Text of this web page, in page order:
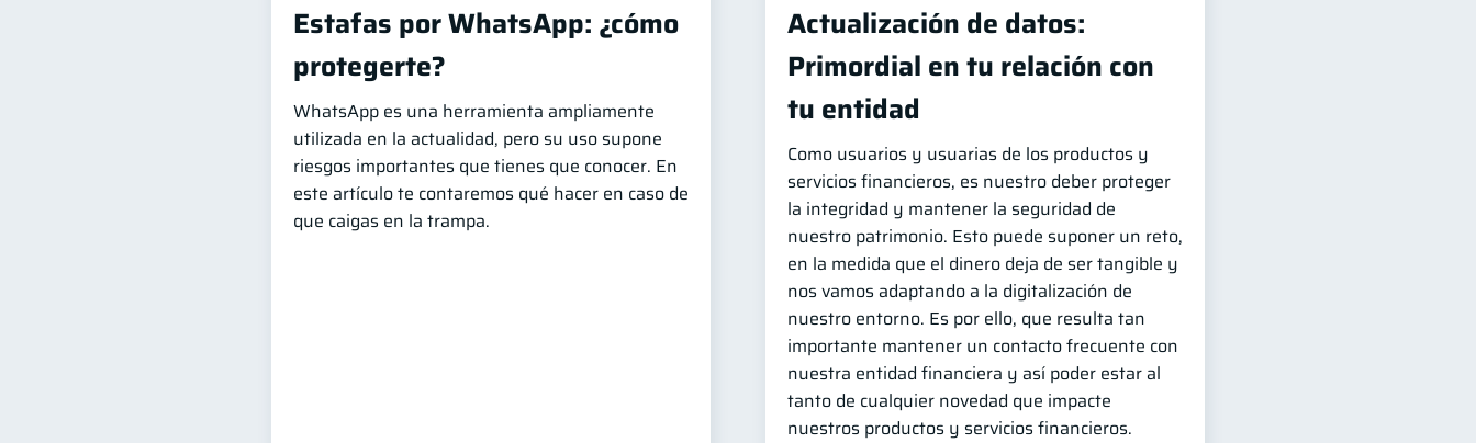
Estafas por WhatsApp: ¿cómo
protegerte?
WhatsApp es una herramienta ampliamente
utilizada en la actualidad, pero su uso supone
riesgos importantes que tienes que conocer. En
este artículo te contaremos qué hacer en caso de
que caigas en la trampa.
Actualización de datos:
Primordial en tu relación con
tu entidad
Como usuarios y usuarias de los productos y
servicios financieros, es nuestro deber proteger
la integridad y mantener la seguridad de
nuestro patrimonio. Esto puede suponer un reto,
en la medida que el dinero deja de ser tangible y
nos vamos adaptando a la digitalización de
nuestro entorno. Es por ello, que resulta tan
importante mantener un contacto frecuente con
nuestra entidad financiera y así poder estar al
tanto de cualquier novedad que impacte
nuestros productos y servicios financieros.